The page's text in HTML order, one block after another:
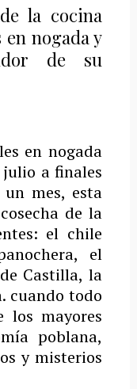
la cocina
nogada y
de su
en nogada
a finales
mes, esta
de la
el chile
el
Castilla, la
cuando todo
los mayores
poblana,
y misterios